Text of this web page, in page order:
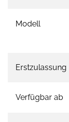
Modell
Erstzulassung
Verfügbar ab